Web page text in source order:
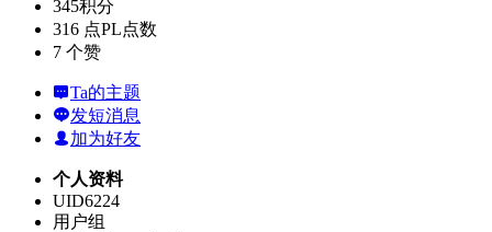
345积分
316 点PL点数
7 个赞
Ta的主题
发短消息
加为好友
个人资料
UID6224
用户组